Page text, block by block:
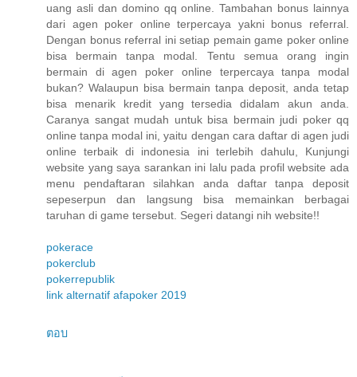
uang asli dan domino qq online. Tambahan bonus lainnya
dari agen poker online terpercaya yakni bonus referral.
Dengan bonus referral ini setiap pemain game poker online
bisa bermain tanpa modal. Tentu semua orang ingin
bermain di agen poker online terpercaya tanpa modal
bukan? Walaupun bisa bermain tanpa deposit, anda tetap
bisa menarik kredit yang tersedia didalam akun anda.
Caranya sangat mudah untuk bisa bermain judi poker qq
online tanpa modal ini, yaitu dengan cara daftar di agen judi
online terbaik di indonesia ini terlebih dahulu, Kunjungi
website yang saya sarankan ini lalu pada profil website ada
menu pendaftaran silahkan anda daftar tanpa deposit
sepeserpun dan langsung bisa memainkan berbagai
taruhan di game tersebut. Segeri datangi nih website!!
pokerace
pokerclub
pokerrepublik
link alternatif afapoker 2019
ตอบ